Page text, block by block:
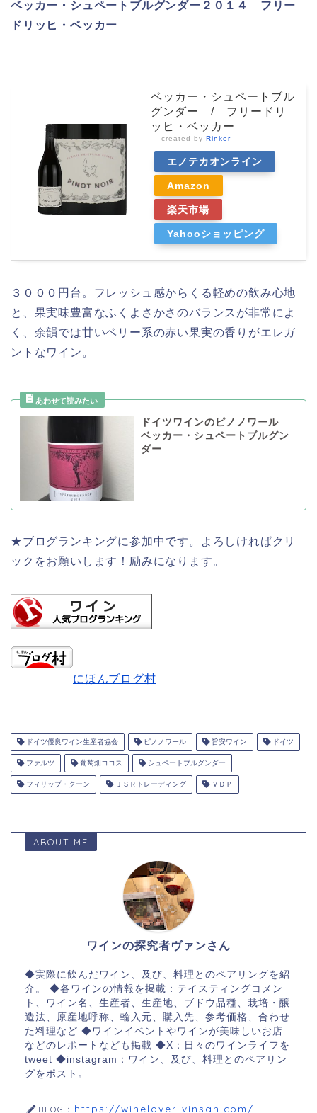
ベッカー・シュペートブルグンダー２０１４ フリー
ドリッヒ・ベッカー
ベッカー・シュペートブル
グンダー / フリードリ
ッヒ・ベッカー
created by Rinker
エノテカオンライン
Amazon
楽天市場
Yahooショッピング
３０００円台。フレッシュ感からくる軽めの飲み心地
と、果実味豊富なふくよさかさのバランスが非常によ
く、余韻では甘いベリー系の赤い果実の香りがエレガ
ントなワイン。
ドイツワインのピノノワール
ベッカー・シュペートブルグン
ダー
★ブログランキングに参加中です。よろしければクリ
ックをお願いします！励みになります。
にほんブログ村
ドイツ優良ワイン生産者協会 ピノノワール 旨安ワイン ドイツ
ファルツ 葡萄畑ココス シュペートブルグンダー
フィリップ・クーン ＪＳＲトレーディング ＶＤＰ
ABOUT ME
ワインの探究者ヴァンさん
◆実際に飲んだワイン、及び、料理とのペアリングを紹
介。 ◆各ワインの情報を掲載：テイスティングコメン
ト、ワイン名、生産者、生産地、ブドウ品種、栽培・醸
造法、原産地呼称、輸入元、購入先、参考価格、合わせ
た料理など ◆ワインイベントやワインが美味しいお店
などのレポートなども掲載 ◆X：日々のワインライフを
tweet ◆instagram：ワイン、及び、料理とのペアリン
グをポスト。
BLOG： https://winelover-vinsan.com/